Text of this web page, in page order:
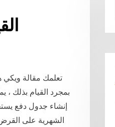
تعلمك مقالة ويكي
إنشاء جدول دفع
الشهرية على